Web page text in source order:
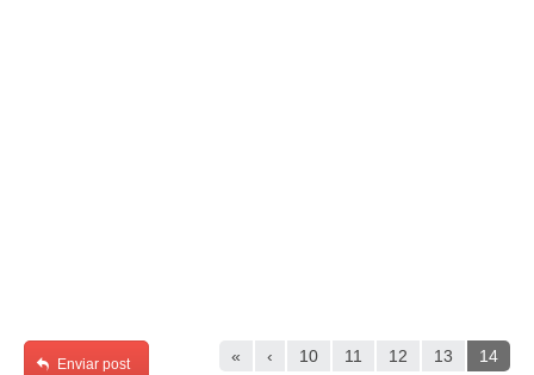
« ‹ 10 11 12 13 14
Enviar post